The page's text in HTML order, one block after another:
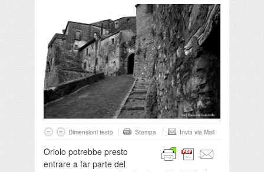
Dimensioni testo Stampa Invia via Mail
Oriolo potrebbe presto
entrare a far parte del